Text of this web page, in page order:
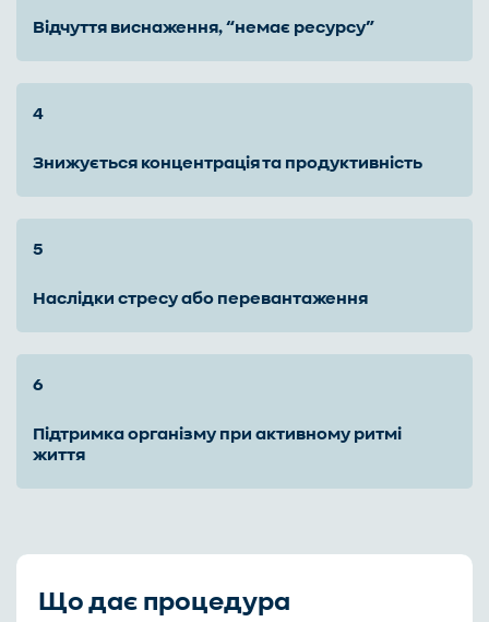
відчуття виснаження, “немає ресурсу”
знижується концентрація та продуктивність
наслідки стресу або перевантаження
підтримка організму при активному ритмі
життя
Що дає процедура